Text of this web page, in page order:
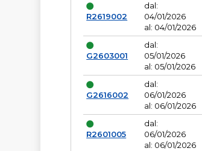
R2619002
dal:
04/01/2026
al: 04/01/2026
G2603001
dal:
05/01/2026
al: 05/01/2026
G2616002
dal:
06/01/2026
al: 06/01/2026
R2601005
dal:
06/01/2026
al: 06/01/2026